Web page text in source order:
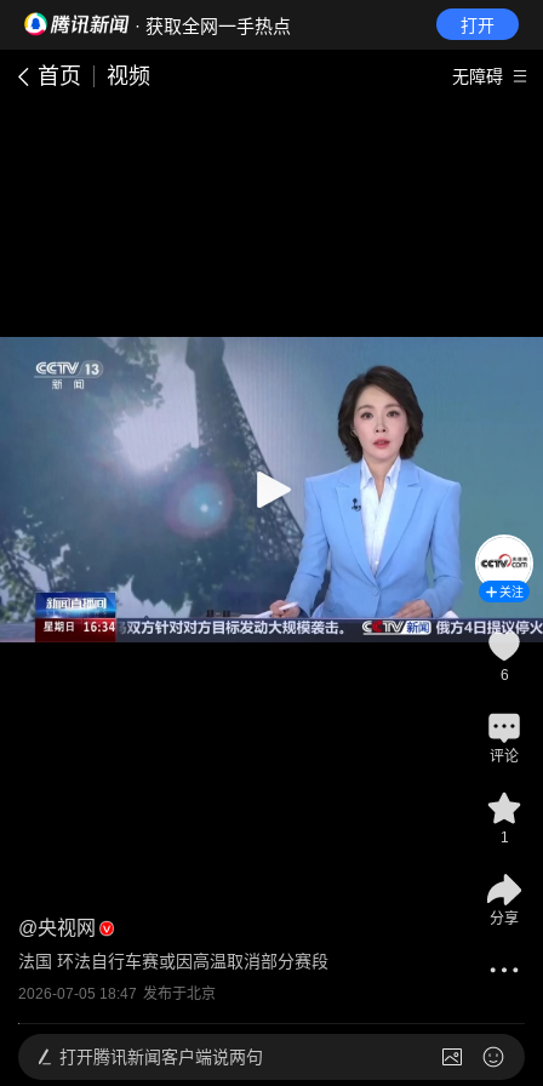
· 获取全网一手热点 打开
首页 视频 无障碍
@央视网
法国 环法自行车赛或因高温取消部分赛段
2026-07-05 18:47 发布于北京
关注
6
评论
1
分享
打开腾讯新闻客户端说两句